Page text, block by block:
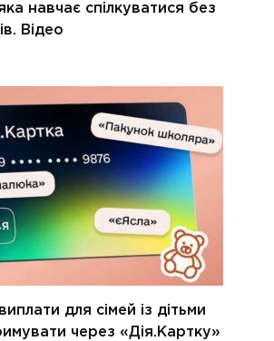
навчає спілкуватися без
Відео
для сімей із дітьми
через «Дія.Картку»